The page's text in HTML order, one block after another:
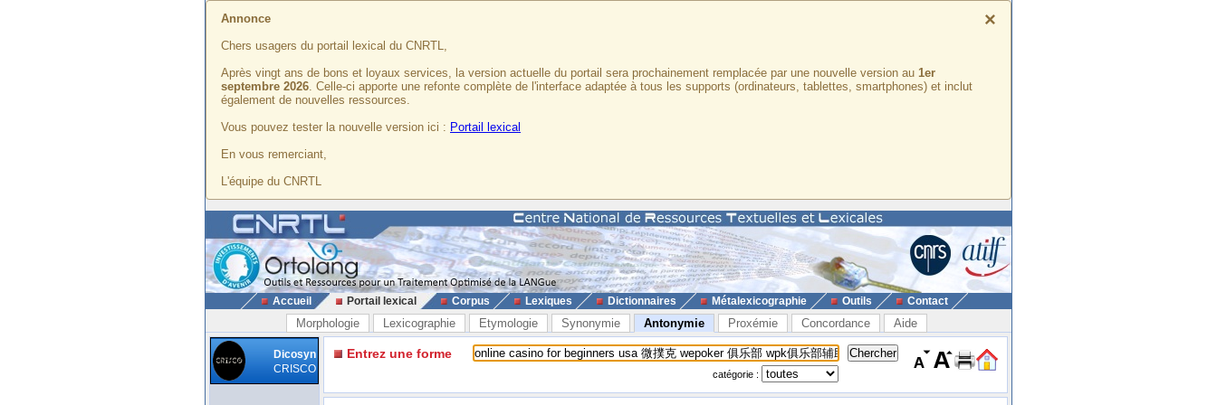
×
Annonce
Chers usagers du portail lexical du CNRTL,
Après vingt ans de bons et loyaux services, la version actuelle du portail sera prochainement remplacée par une nouvelle version au 1er
septembre 2026. Celle-ci apporte une refonte complète de l'interface adaptée à tous les supports (ordinateurs, tablettes, smartphones) et inclut
également de nouvelles ressources.
Vous pouvez tester la nouvelle version ici : Portail lexical
En vous remerciant,
L'équipe du CNRTL
Accueil Portail lexical Corpus Lexiques Dictionnaires Métalexicographie Outils Contact
Morphologie Lexicographie Etymologie Synonymie Antonymie Proxémie Concordance Aide
Dicosyn
CRISCO
Entrez une forme
catégorie :